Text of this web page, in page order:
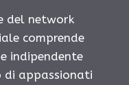
del network
comprende
indipendente
di appassionati